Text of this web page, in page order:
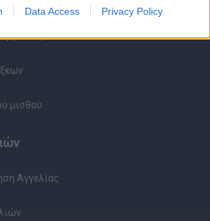
Data Access Privacy Policy
μισθού
Αγγελίας